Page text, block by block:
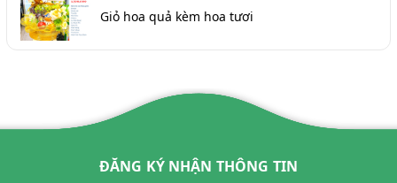
Giỏ hoa quả kèm hoa tươi
ĐĂNG KÝ NHẬN THÔNG TIN